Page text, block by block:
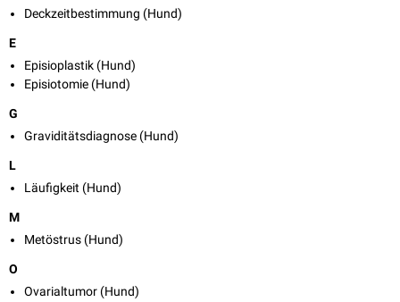
Deckzeitbestimmung (Hund)
E
Episioplastik (Hund)
Episiotomie (Hund)
G
Graviditätsdiagnose (Hund)
L
Läufigkeit (Hund)
M
Metöstrus (Hund)
O
Ovarialtumor (Hund)